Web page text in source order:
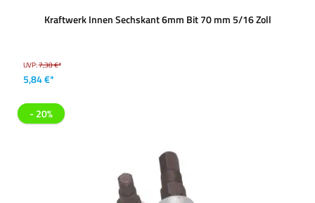
Kraftwerk Innen Sechskant 6mm Bit 70 mm 5/16 Zoll
UVP:7,38 €*
5,84 €*
- 20%